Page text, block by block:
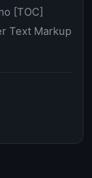
[TOC]
Text Markup